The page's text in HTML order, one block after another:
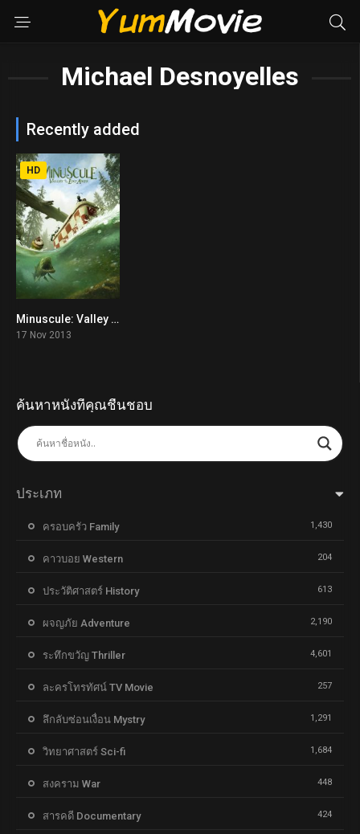
Michael Desnoyelles
Recently added
7.2
HD
Minuscule: Valley of the Lost Ants (2013)
17 Nov 2013
ค้นหาหนังที่คุณชื่นชอบ
ประเภท
ครอบครัว Family 1,430
คาวบอย Western 204
ประวัติศาสตร์ History 613
ผจญภัย Adventure 2,190
ระทึกขวัญ Thriller 4,601
ละครโทรทัศน์ TV Movie 257
ลึกลับซ่อนเงื่อน Mystry 1,291
วิทยาศาสตร์ Sci-fi 1,684
สงคราม War 448
สารคดี Documentary 424